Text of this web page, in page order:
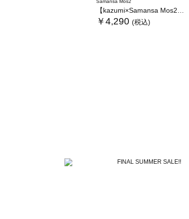
Samansa Mos2
【kazumi×Samansa Mos2】ぬいぐるみバッグ
￥4,290 (税込)